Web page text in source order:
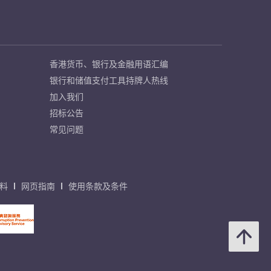
香港货币、银行及金融用语汇编
银行和储值支付工具持牌人热线
加入我们
招标公告
常见问题
网页指南 使用条款及条件